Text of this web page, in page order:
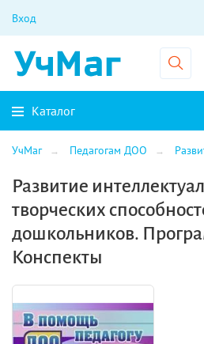
Вход
Каталог
УчМаг Педагогам ДОО
Развитие
творческих
дошкольников.
Конспекты